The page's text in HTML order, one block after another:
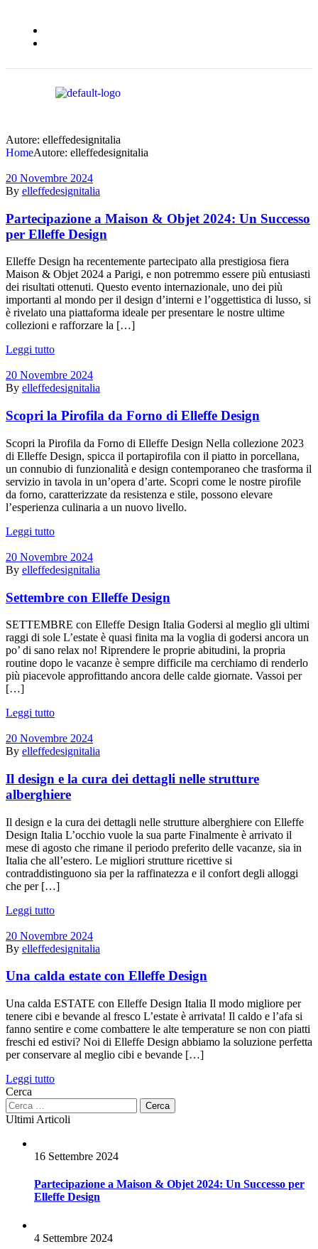
Autore: elleffedesignitalia
HomeAutore: elleffedesignitalia
20 Novembre 2024
By elleffedesignitalia
Partecipazione a Maison & Objet 2024: Un Successo
per Elleffe Design
Elleffe Design ha recentemente partecipato alla prestigiosa fiera
Maison & Objet 2024 a Parigi, e non potremmo essere più entusiasti
dei risultati ottenuti. Questo evento internazionale, uno dei più
importanti al mondo per il design d’interni e l’oggettistica di lusso, si
è rivelato una piattaforma ideale per presentare le nostre ultime
collezioni e rafforzare la […]
Leggi tutto
20 Novembre 2024
By elleffedesignitalia
Scopri la Pirofila da Forno di Elleffe Design
Scopri la Pirofila da Forno di Elleffe Design Nella collezione 2023
di Elleffe Design, spicca il portapirofila con il piatto in porcellana,
un connubio di funzionalità e design contemporaneo che trasforma il
servizio in tavola in un’opera d’arte. Scopri come le nostre pirofile
da forno, caratterizzate da resistenza e stile, possono elevare
l’esperienza culinaria a un nuovo livello.
Leggi tutto
20 Novembre 2024
By elleffedesignitalia
Settembre con Elleffe Design
SETTEMBRE con Elleffe Design Italia Godersi al meglio gli ultimi
raggi di sole L’estate è quasi finita ma la voglia di godersi ancora un
po’ di sano relax no! Riprendere le proprie abitudini, la propria
routine dopo le vacanze è sempre difficile ma cerchiamo di renderlo
più piacevole approfittando ancora delle calde giornate. Vassoi per
[…]
Leggi tutto
20 Novembre 2024
By elleffedesignitalia
Il design e la cura dei dettagli nelle strutture
alberghiere
Il design e la cura dei dettagli nelle strutture alberghiere con Elleffe
Design Italia L’occhio vuole la sua parte Finalmente è arrivato il
mese di agosto che rimane il periodo preferito delle vacanze, sia in
Italia che all’estero. Le migliori strutture ricettive si
contraddistinguono sia per la raffinatezza e il confort degli alloggi
che per […]
Leggi tutto
20 Novembre 2024
By elleffedesignitalia
Una calda estate con Elleffe Design
Una calda ESTATE con Elleffe Design Italia Il modo migliore per
tenere cibi e bevande al fresco L’estate è arrivata! Il caldo e l’afa si
fanno sentire e come combattere le alte temperature se non con piatti
freschi ed estivi? Noi di Elleffe Design abbiamo la soluzione perfetta
per conservare al meglio cibi e bevande […]
Leggi tutto
Cerca
Ultimi Articoli
16 Settembre 2024
Partecipazione a Maison & Objet 2024: Un Successo per
Elleffe Design
4 Settembre 2024